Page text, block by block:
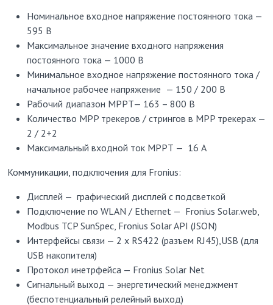
Номинальное входное напряжение постоянного тока —
595 В
Максимальное значение входного напряжения
постоянного тока — 1000 В
Минимальное входное напряжение постоянного тока /
начальное рабочее напряжение — 150 / 200 В
Рабочий диапазон MPPT— 163 – 800 В
Количество MPP трекеров / стрингов в MPP трекерах —
2 / 2+2
Максимальный входной ток МРРТ — 16 А
Коммуникации, подключения для Fronius:
Дисплей — графический дисплей с подсветкой
Подключение по WLAN / Ethernet — Fronius Solar.web,
Modbus TCP SunSpec, Fronius Solar API (JSON)
Интерфейсы связи — 2 x RS422 (разъем RJ45),USB (для
USB накопителя)
Протокол инетрфейса — Fronius Solar Net
Сигнальный выход — энергетический менеджмент
(беспотенциальный релейный выход)